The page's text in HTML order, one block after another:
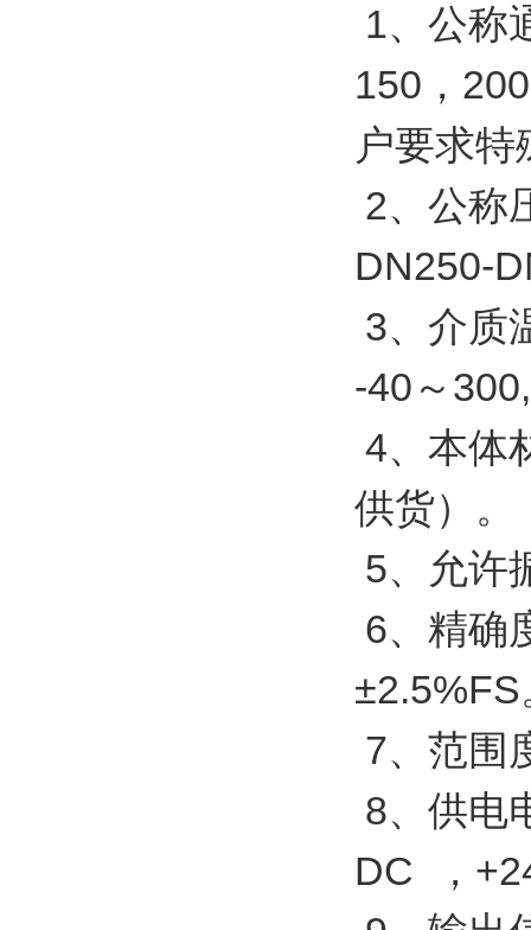
1、公称
150，
户要求特
2、公称
DN250-
3、介质
-40～
4、本体
供货）。
5、允许
6、精确
±2.5%FS
7、范围
8、供电
DC ，